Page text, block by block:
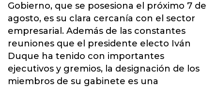
Gobierno, que se posesiona el próximo 7 de
agosto, es su clara cercanía con el sector
empresarial. Además de las constantes
reuniones que el presidente electo Iván
Duque ha tenido con importantes
ejecutivos y gremios, la designación de los
miembros de su gabinete es una